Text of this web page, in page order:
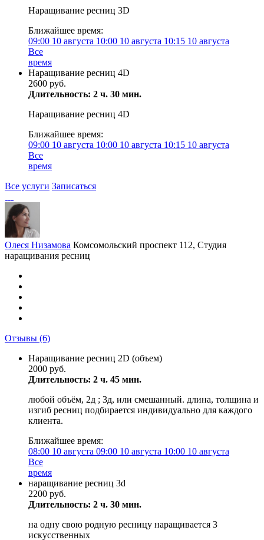
Наращивание ресниц 3D
Ближайшее время:
09:00 10 августа 10:00 10 августа 10:15 10 августа
Все
время
Наращивание ресниц 4D
2600 руб.
Длительность: 2 ч. 30 мин.
Наращивание ресниц 4D
Ближайшее время:
09:00 10 августа 10:00 10 августа 10:15 10 августа
Все
время
Все услуги Записаться
Олеся Низамова Комсомольский проспект 112, Студия
наращивания ресниц
Отзывы (6)
Наращивание ресниц 2D (объем)
2000 руб.
Длительность: 2 ч. 45 мин.
любой объём, 2д ; 3д, или смешанный. длина, толщина и
изгиб ресниц подбирается индивидуально для каждого
клиента.
Ближайшее время:
08:00 10 августа 09:00 10 августа 10:00 10 августа
Все
время
наращивание ресниц 3d
2200 руб.
Длительность: 2 ч. 30 мин.
на одну свою родную ресницу наращивается 3
искусственных